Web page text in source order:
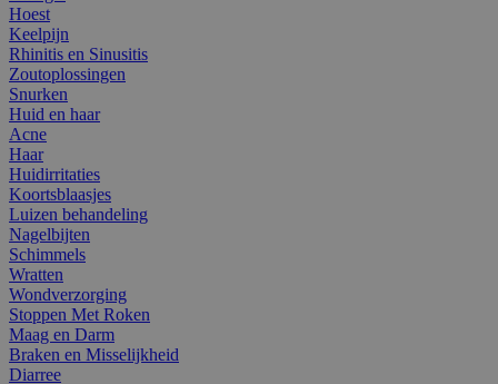
Hoest
Keelpijn
Rhinitis en Sinusitis
Zoutoplossingen
Snurken
Huid en haar
Acne
Haar
Huidirritaties
Koortsblaasjes
Luizen behandeling
Nagelbijten
Schimmels
Wratten
Wondverzorging
Stoppen Met Roken
Maag en Darm
Braken en Misselijkheid
Diarree